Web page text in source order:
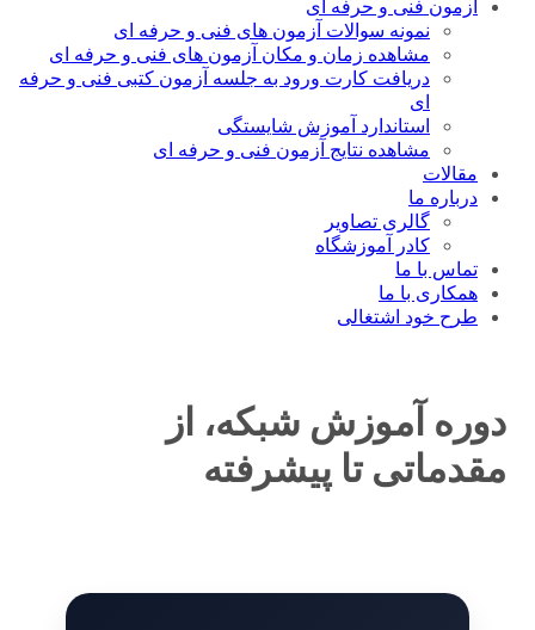
آزمون فنی و حرفه ای
نمونه سوالات آزمون های فنی و حرفه ای
مشاهده زمان و مکان آزمون های فنی و حرفه ای
دریافت کارت ورود به جلسه آزمون کتبی فنی و حرفه
ای
استاندارد آموزش شایستگی
مشاهده نتایج آزمون فنی و حرفه ای
مقالات
درباره ما
گالری تصاویر
کادر آموزشگاه
تماس با ما
همکاری با ما
طرح خود اشتغالی
دوره آموزش شبکه، از
مقدماتی تا پیشرفته